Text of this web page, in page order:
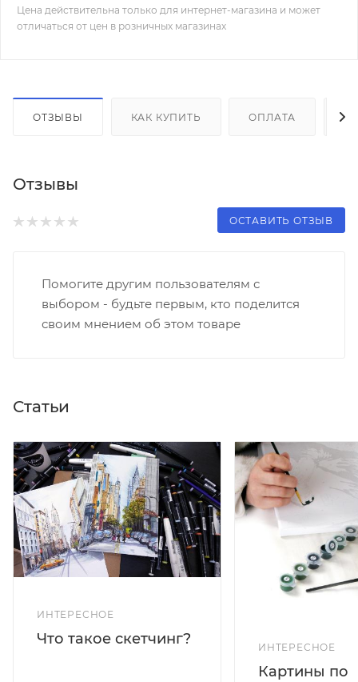
Цена действительна только для интернет-магазина и может
отличаться от цен в розничных магазинах
ОТЗЫВЫ КАК КУПИТЬ ОПЛАТА
Отзывы
ОСТАВИТЬ ОТЗЫВ
Помогите другим пользователям с
выбором - будьте первым, кто поделится
своим мнением об этом товаре
Статьи
ИНТЕРЕСНОЕ
Что такое скетчинг?
ИНТЕРЕСНОЕ
Картины по